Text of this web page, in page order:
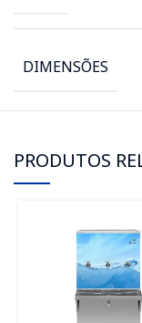
DIMENSÕES
PRODUTOS